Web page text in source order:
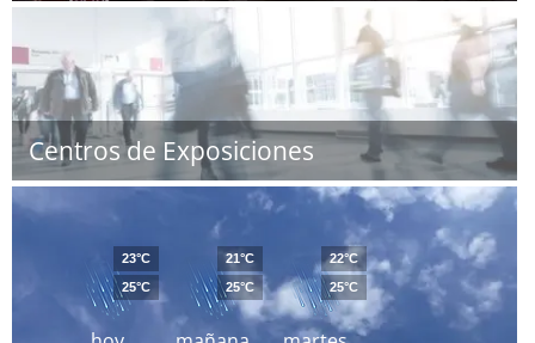
Centros de Exposiciones
23°C
25°C
21°C
25°C
22°C
25°C